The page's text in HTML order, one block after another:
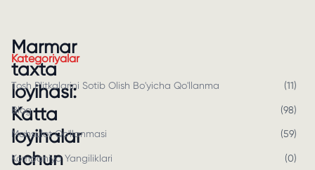
Marmar
taxta
loyihasi:
Katta
loyihalar
uchun
Kategoriyalar
Tosh Plitkalarini Sotib Olish Bo'yicha Qo'llanma (11)
Blog (98)
Mahsulot Qo'llanmasi (59)
Kompaniya Yangiliklari (0)